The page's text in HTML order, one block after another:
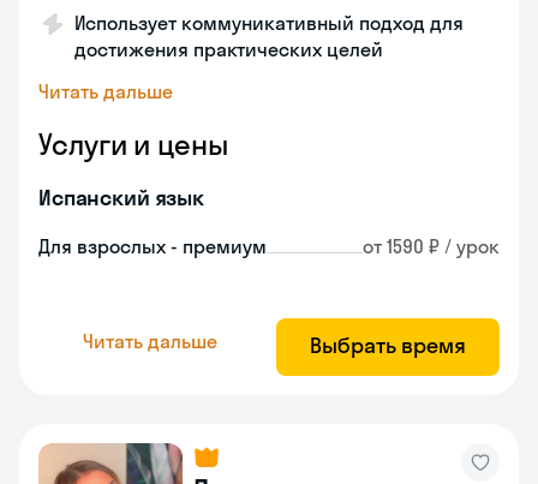
Использует коммуникативный подход для
достижения практических целей
Читать дальше
Услуги и цены
Испанский язык
Для взрослых - премиум от 1590 ₽ / урок
Читать дальше Выбрать время